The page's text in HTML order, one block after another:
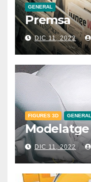
GENERAL
Premsa
DIC 11, 2022
FIGURES 3D GENERAL
DIC 11, 2022